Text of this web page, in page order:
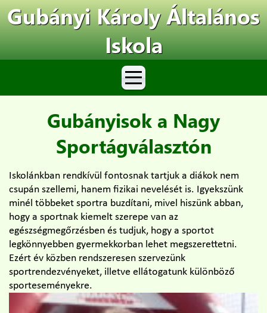
Gubányi Károly Általános
Iskola
Gubányisok a Nagy
Sportágválasztón
Iskolánkban rendkívül fontosnak tartjuk a diákok nem
csupán szellemi, hanem fizikai nevelését is. Igyekszünk
minél többeket sportra buzdítani, mivel hiszünk abban,
hogy a sportnak kiemelt szerepe van az
egészségmegőrzésben és tudjuk, hogy a sportot
legkönnyebben gyermekkorban lehet megszerettetni.
Ezért év közben rendszeresen szervezünk
sportrendezvényeket, illetve ellátogatunk különböző
sporteseményekre.